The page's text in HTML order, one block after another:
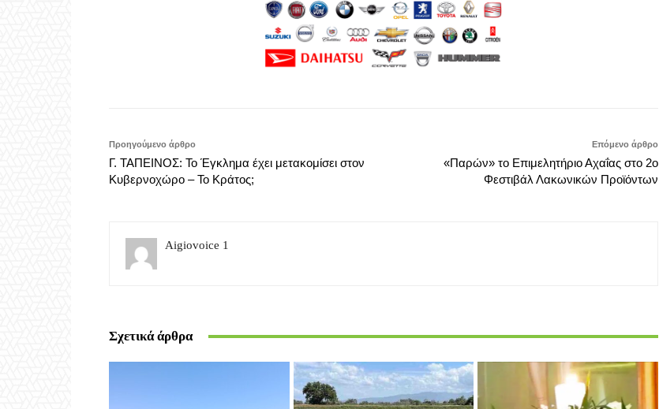
Προηγούμενο άρθρο
Γ. ΤΑΠΕΙΝΟΣ: Το Έγκλημα έχει μετακομίσει στον
Κυβερνοχώρο – Το Κράτος;
Επόμενο άρθρο
«Παρών» το Επιμελητήριο Αχαΐας στο 2ο
Φεστιβάλ Λακωνικών Προϊόντων
Aigiovoice 1
Σχετικά άρθρα